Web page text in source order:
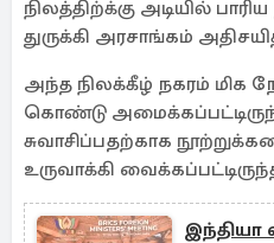
நிலத்திற்க்கு அடியில்
துருக்கி அரசாங்கம்
அந்த நிலக்கீழ் நகரம் மிக
கொண்டு
சுவாசிப்பதற்காக
உருவாக்கி
இந்தியா